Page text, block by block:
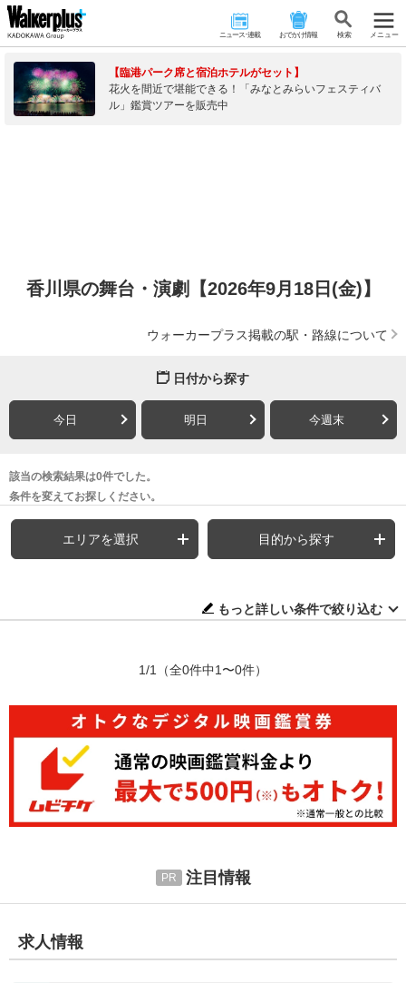
ニュース･連載 おでかけ情報 検 索 メニュー
【臨港パーク席と宿泊ホテルがセット】
花火を間近で堪能できる！「みなとみらいフェスティバ
ル」鑑賞ツアーを販売中
香川県の舞台・演劇【2026年9月18日(金)】
ウォーカープラス掲載の駅・路線について
日付から探す
今日 明日 今週末
該当の検索結果は0件でした。
条件を変えてお探しください。
エリアを選択 目的から探す
もっと詳しい条件で絞り込む
1/1 （全0件中1〜0件）
注目情報
求人情報